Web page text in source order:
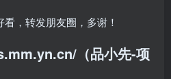
，转发朋友圈，多谢！
（品小先-项